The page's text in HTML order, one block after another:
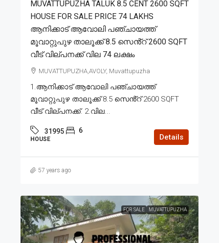
MUVATTUPUZHA TALUK 8.5 CENT 2600 SQFT
HOUSE FOR SALE PRICE 74 LAKHS
ആനിക്കാട് ആവോലി പഞ്ചായത്ത്
മൂവാറ്റുപുഴ താലൂക്ക് 8.5 സെൻ്റ് 2600 SQFT
വീട് വില്പനക്ക് വില 74 ലക്ഷം
MUVATTUPUZHA,AVOLY, Muvattupuzha
1.ആനിക്കാട് ആവോലി പഞ്ചായത്ത്
മൂവാറ്റുപുഴ താലൂക്ക് 8.5 സെൻ്റ് 2600 SQFT
വീട് വില്പനക്ക്. 2.വില...
31995 6
HOUSE Details
57 years ago
FOR SALE MUVATTUPUZHA